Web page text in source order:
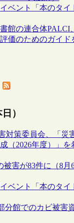
ベント「本のタイ
館の連合体PALCI、
価のためのガイド
）
対策委員会、「災
（2026年度）」を
被害が83件に（8月
ベント「本のタイ
分館でのカビ被害